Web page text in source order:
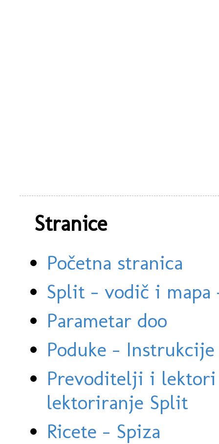
Stranice
Početna stranica
Split - vodič i
Parametar doo
Poduke -
Prevoditelji i
lektoriranje Split
Ricete - Spiza